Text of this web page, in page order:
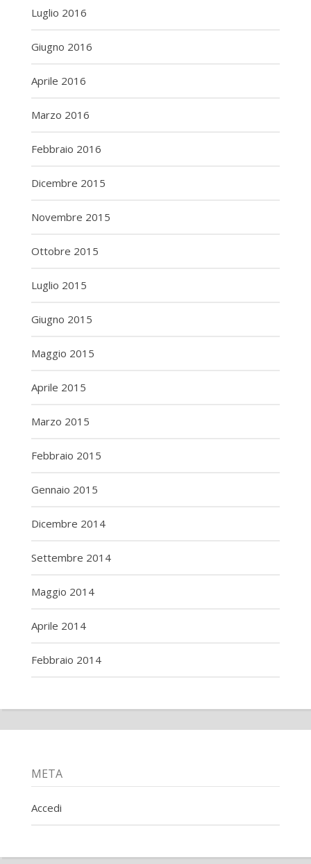
Luglio 2016
Giugno 2016
Aprile 2016
Marzo 2016
Febbraio 2016
Dicembre 2015
Novembre 2015
Ottobre 2015
Luglio 2015
Giugno 2015
Maggio 2015
Aprile 2015
Marzo 2015
Febbraio 2015
Gennaio 2015
Dicembre 2014
Settembre 2014
Maggio 2014
Aprile 2014
Febbraio 2014
META
Accedi